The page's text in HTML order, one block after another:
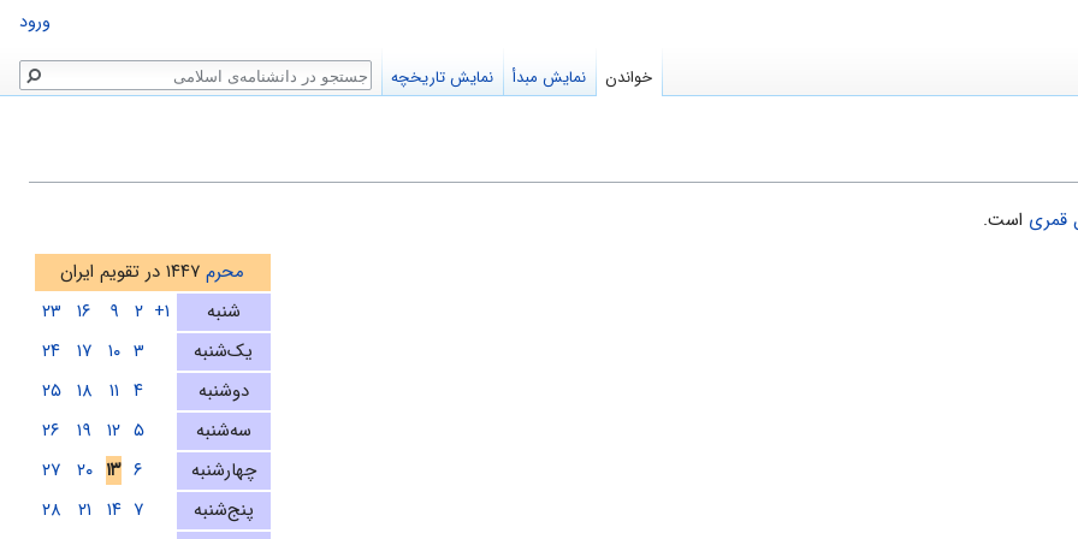
قمری است.
محرم۱۴۴۷ در تقویم ایران
شنبه
۱+ ۲ ۹ ۱۶
۲۳
یک‌شنبه
۳ ۱۰ ۱۷
۲۴
دوشنبه
۴ ۱۱ ۱۸ ۲۵
سه‌شنبه
۵ ۱۲ ۱۹
۲۶
چهارشنبه
۶ ۱۳ ۲۰ ۲۷
پنج‌شنبه
۷ ۱۴ ۲۱
۲۸
ورود
خواندن نمایش مبدأ نمایش تاریخچه جستجو